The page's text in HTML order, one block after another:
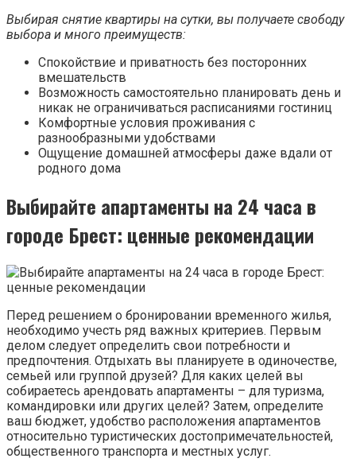
Выбирая снятие квартиры на сутки, вы получаете свободу
выбора и много преимуществ:
Спокойствие и приватность без посторонних
вмешательств
Возможность самостоятельно планировать день и
никак не ограничиваться расписаниями гостиниц
Комфортные условия проживания с
разнообразными удобствами
Ощущение домашней атмосферы даже вдали от
родного дома
Выбирайте апартаменты на 24 часа в
городе Брест: ценные рекомендации
Перед решением о бронировании временного жилья,
необходимо учесть ряд важных критериев. Первым
делом следует определить свои потребности и
предпочтения. Отдыхать вы планируете в одиночестве,
семьей или группой друзей? Для каких целей вы
собираетесь арендовать апартаменты – для туризма,
командировки или других целей? Затем, определите
ваш бюджет, удобство расположения апартаментов
относительно туристических достопримечательностей,
общественного транспорта и местных услуг.